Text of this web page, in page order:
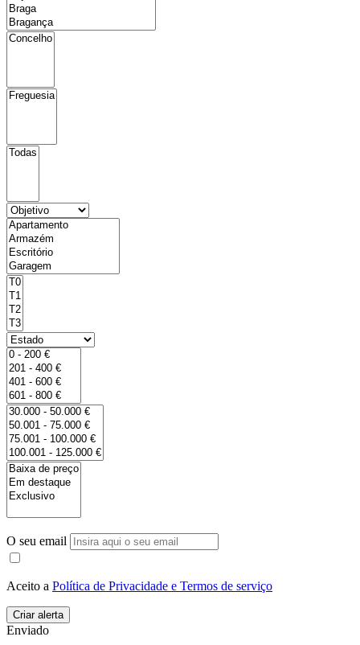
O seu email
Aceito a Política de Privacidade e Termos de serviço
Enviado